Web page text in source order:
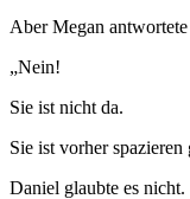
Aber Megan
„Nein!
Sie ist nicht da.
Sie ist vorher spazieren
Daniel glaubte es nicht.